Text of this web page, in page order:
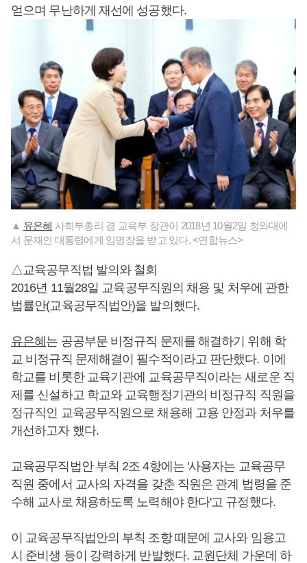
얻으며 무난하게 재선에 성공했다.
▲ 유은혜 사회부총리 겸 교육부 장관이 2018년 10월2일 청와대에
서 문재인 대통령에게 임명장을 받고 있다. <연합뉴스>
△교육공무직법 발의와 철회
2016년 11월28일 교육공무직원의 채용 및 처우에 관한
법률안(교육공무직법안)을 발의했다.
유은혜는 공공부문 비정규직 문제를 해결하기 위해 학
교 비정규직 문제해결이 필수적이라고 판단했다. 이에
학교를 비롯한 교육기관에 교육공무직이라는 새로운 직
제를 신설하고 학교와 교육행정기관의 비정규직 직원을
정규직인 교육공무직원으로 채용해 고용 안정과 처우를
개선하고자 했다.
교육공무직법안 부칙 2조 4항에는 '사용자는 교육공무
직원 중에서 교사의 자격을 갖춘 직원은 관계 법령을 준
수해 교사로 채용하도록 노력해야 한다'고 규정했다.
이 교육공무직법안의 부칙 조항 때문에 교사와 임용고
시 준비생 등이 강력하게 반발했다. 교원단체 가운데 하